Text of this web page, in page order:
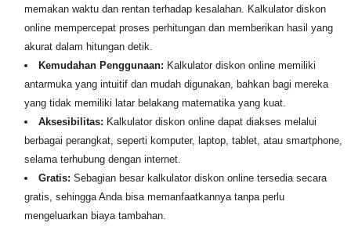
memakan waktu dan rentan terhadap kesalahan. Kalkulator diskon
online mempercepat proses perhitungan dan memberikan hasil yang
akurat dalam hitungan detik.
Kemudahan Penggunaan: Kalkulator diskon online memiliki
antarmuka yang intuitif dan mudah digunakan, bahkan bagi mereka
yang tidak memiliki latar belakang matematika yang kuat.
Aksesibilitas: Kalkulator diskon online dapat diakses melalui
berbagai perangkat, seperti komputer, laptop, tablet, atau smartphone,
selama terhubung dengan internet.
Gratis: Sebagian besar kalkulator diskon online tersedia secara
gratis, sehingga Anda bisa memanfaatkannya tanpa perlu
mengeluarkan biaya tambahan.